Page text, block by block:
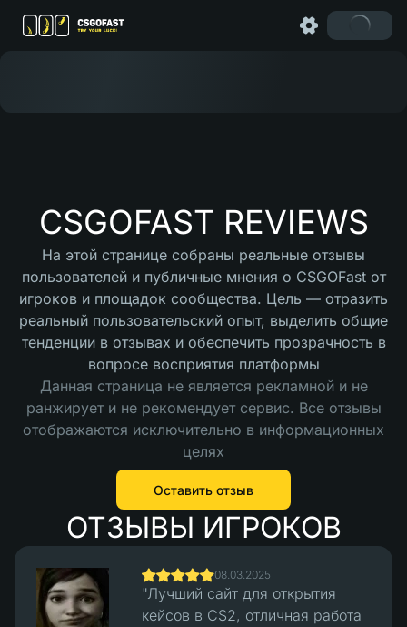
CSGOFAST REVIEWS
На этой странице собраны реальные отзывы
пользователей и публичные мнения о CSGOFast от
игроков и площадок сообщества. Цель — отразить
реальный пользовательский опыт, выделить общие
тенденции в отзывах и обеспечить прозрачность в
вопросе восприятия платформы
Данная страница не является рекламной и не
ранжирует и не рекомендует сервис. Все отзывы
отображаются исключительно в информационных
целях
Оставить отзыв
ОТЗЫВЫ ИГРОКОВ
08.03.2025
"Лучший сайт для открытия
кейсов в CS2, отличная работа